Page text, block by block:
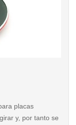
placas
y, por tanto se